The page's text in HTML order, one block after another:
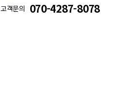
고객문의 070-4287-8078